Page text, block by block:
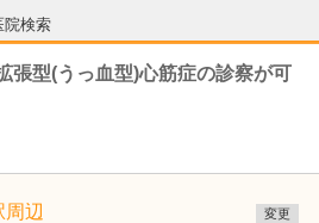
院検索
張型(うっ血型)心筋症の診察が可
辺 変更